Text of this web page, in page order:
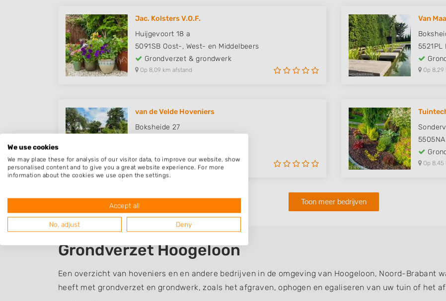
Jac. Kolsters V.O.F.
Huijgevoort 18 a
5091SB Oost-, West- en Middelbeers
Grondverzet & grondwerk
Op 8,09 km afstand
Van
5521PL
Op 8,29
van de Velde Hoveniers
Boksheide 27
Op 8,32 km afstand
5505NA
Op 8,45
Toon meer bedrijven
Grondverzet Hoogeloon
Een overzicht van hoveniers en en andere bedrijven in de omgeving van Hoogeloon, Noord-Brabant
heeft met grondverzet en grondwerk, zoals het afgraven, ophogen en egaliseren van uw tuin of het
We use cookies
We may place these for analysis of our visitor data, to improve our website, show
personalised content and to give you a great website experience. For more
information about the cookies we use open the settings.
Accept all
No, adjust Deny